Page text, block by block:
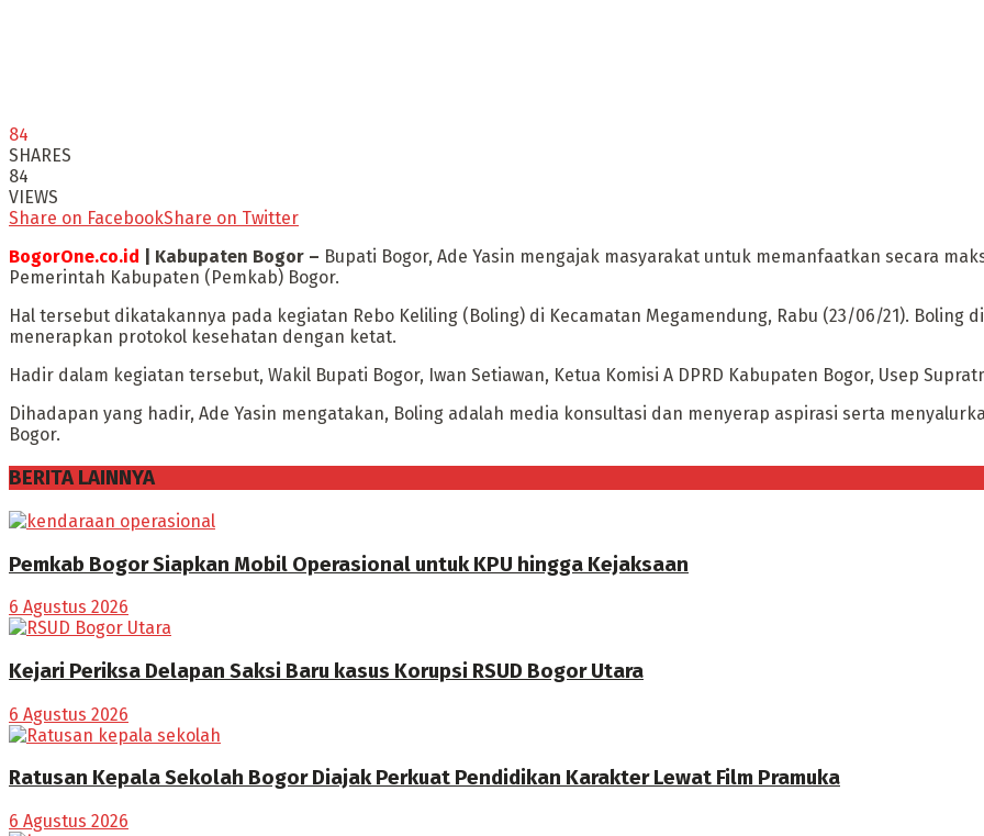
84
SHARES
84
VIEWS
Share on FacebookShare on Twitter
BogorOne.co.id
| Kabupaten Bogor – Bupati Bogor, Ade Yasin mengajak masyarakat untuk memanfaatkan secara
Pemerintah Kabupaten (Pemkab) Bogor.
Hal tersebut dikatakannya pada kegiatan Rebo Keliling (Boling) di Kecamatan Megamendung, Rabu (23/06/21).
menerapkan protokol kesehatan dengan ketat.
Hadir dalam kegiatan tersebut, Wakil Bupati Bogor, Iwan Setiawan, Ketua Komisi A DPRD Kabupaten Bogor, Usep
Dihadapan yang hadir, Ade Yasin mengatakan, Boling adalah media konsultasi dan menyerap aspirasi serta
Bogor.
BERITA LAINNYA
Pemkab Bogor Siapkan Mobil Operasional untuk KPU hingga Kejaksaan
6 Agustus 2026
Kejari Periksa Delapan Saksi Baru kasus Korupsi RSUD Bogor Utara
6 Agustus 2026
Ratusan Kepala Sekolah Bogor Diajak Perkuat Pendidikan Karakter Lewat Film Pramuka
6 Agustus 2026